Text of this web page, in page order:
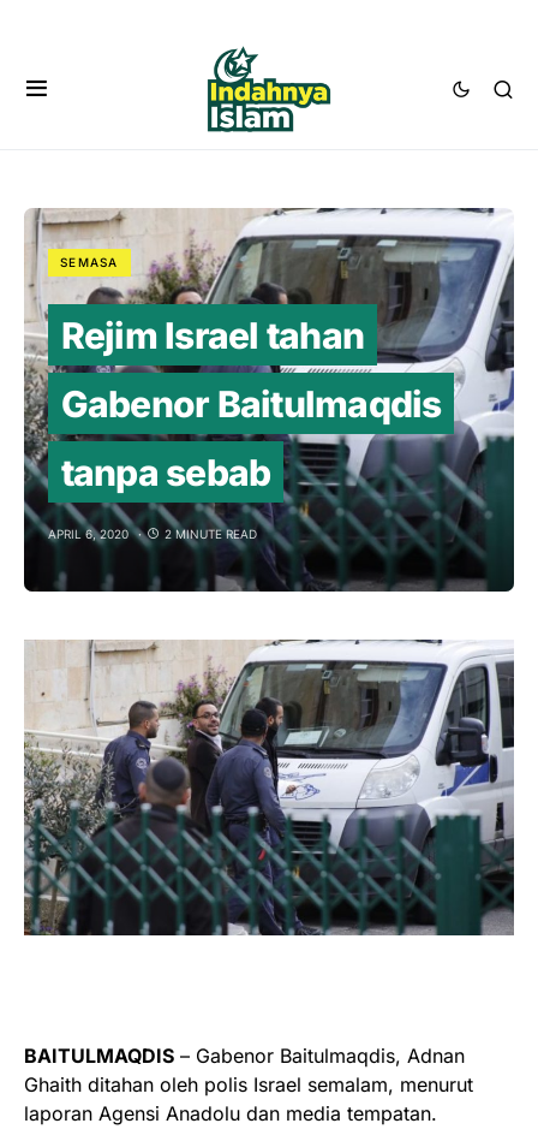
SEMASA
Rejim Israel tahan
Gabenor Baitulmaqdis
tanpa sebab
APRIL 6, 2020 2 MINUTE READ
BAITULMAQDIS – Gabenor Baitulmaqdis, Adnan
Ghaith ditahan oleh polis Israel semalam, menurut
laporan Agensi Anadolu dan media tempatan.